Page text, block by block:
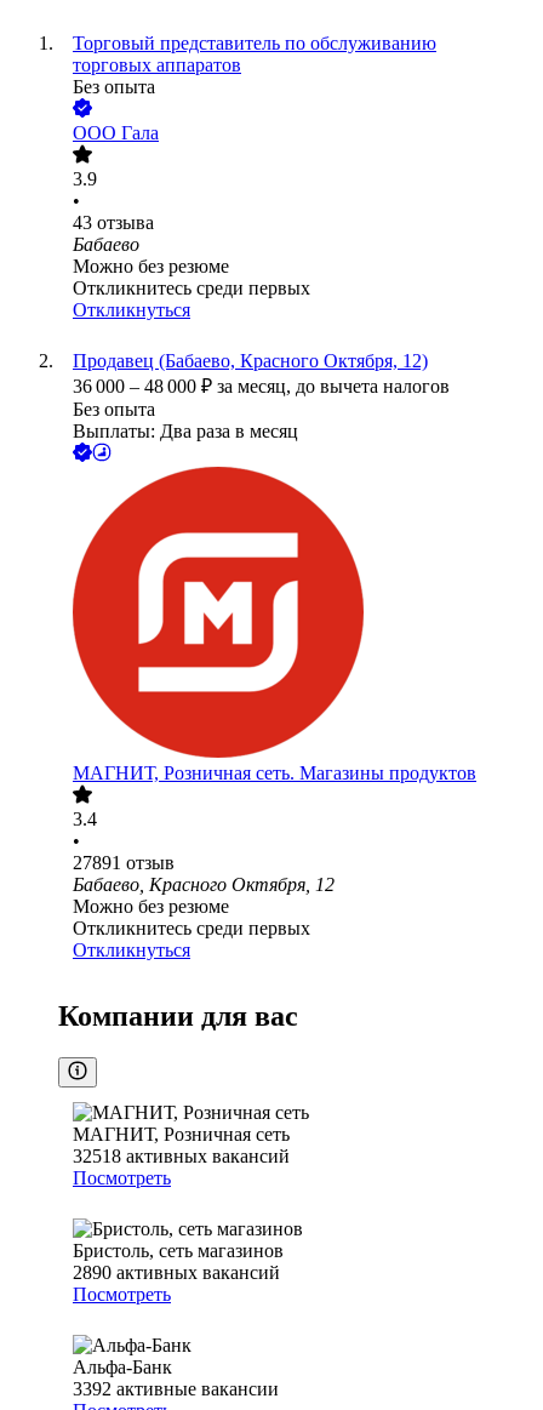
Торговый представитель по обслуживанию
торговых аппаратов
Без опыта
ООО Гала
3.9
•
43 отзыва
Бабаево
Можно без резюме
Откликнитесь среди первых
Откликнуться
Продавец (Бабаево, Красного Октября, 12)
36 000 – 48 000 ₽ за месяц, до вычета налогов
Без опыта
Выплаты: Два раза в месяц
МАГНИТ, Розничная сеть. Магазины продуктов
3.4
•
27891 отзыв
Бабаево, Красного Октября, 12
Можно без резюме
Откликнитесь среди первых
Откликнуться
Компании для вас
МАГНИТ, Розничная сеть
32518 активных вакансий
Посмотреть
Бристоль, сеть магазинов
2890 активных вакансий
Посмотреть
Альфа-Банк
3392 активные вакансии